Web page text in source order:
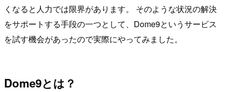
くなると人力では限界があります。 そのような状況の解決
をサポートする手段の一つとして、Dome9というサービス
を試す機会があったので実際にやってみました。
Dome9とは？